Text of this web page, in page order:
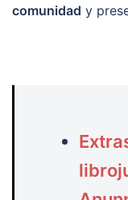
comunidad y